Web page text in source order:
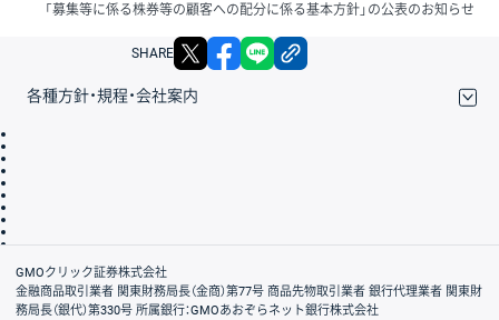
「募集等に係る株券等の顧客への配分に係る基本方針」の公表のお知らせ
SHARE X facebook
各種方針・規程・会社案内
会社案内
GMOクリック証券株式会社
金融商品取引業者 関東財務局長（金商）第77号 商品先物取引業者 銀行代理業者 関東財
務局長（銀代）第330号 所属銀行：GMOあおぞらネット銀行株式会社